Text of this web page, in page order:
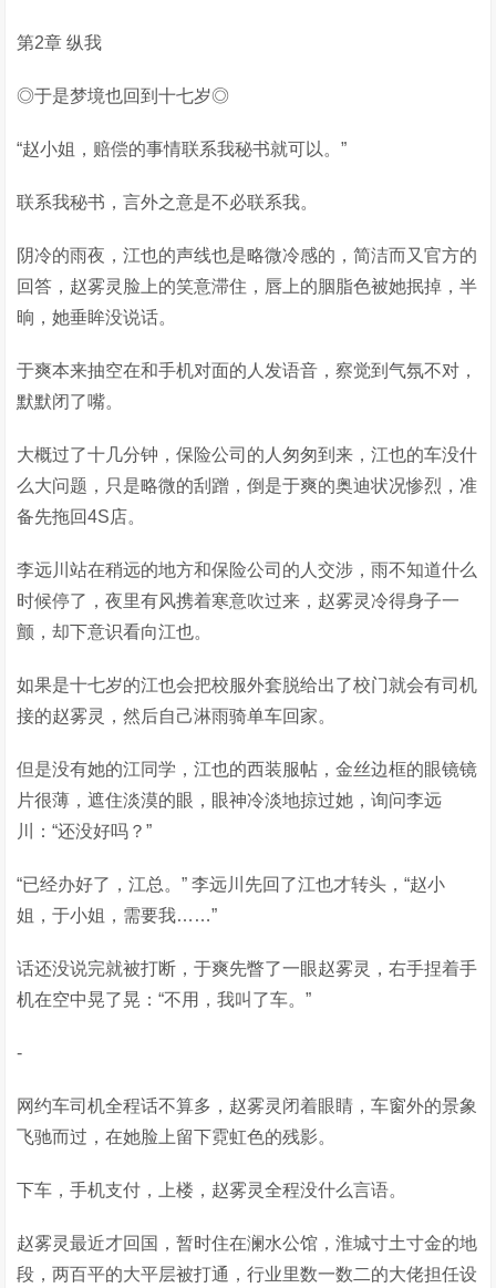
第2章 纵我
◎于是梦境也回到十七岁◎
“赵小姐，赔偿的事情联系我秘书就可以。”
联系我秘书，言外之意是不必联系我。
阴冷的雨夜，江也的声线也是略微冷感的，简洁而又官方的
回答，赵雾灵脸上的笑意滞住，唇上的胭脂色被她抿掉，半
晌，她垂眸没说话。
于爽本来抽空在和手机对面的人发语音，察觉到气氛不对，
默默闭了嘴。
大概过了十几分钟，保险公司的人匆匆到来，江也的车没什
么大问题，只是略微的刮蹭，倒是于爽的奥迪状况惨烈，准
备先拖回4S店。
李远川站在稍远的地方和保险公司的人交涉，雨不知道什么
时候停了，夜里有风携着寒意吹过来，赵雾灵冷得身子一
颤，却下意识看向江也。
如果是十七岁的江也会把校服外套脱给出了校门就会有司机
接的赵雾灵，然后自己淋雨骑单车回家。
但是没有她的江同学，江也的西装服帖，金丝边框的眼镜镜
片很薄，遮住淡漠的眼，眼神冷淡地掠过她，询问李远
川：“还没好吗？”
“已经办好了，江总。” 李远川先回了江也才转头，“赵小
姐，于小姐，需要我……”
话还没说完就被打断，于爽先瞥了一眼赵雾灵，右手捏着手
机在空中晃了晃：“不用，我叫了车。”
-
网约车司机全程话不算多，赵雾灵闭着眼睛，车窗外的景象
飞驰而过，在她脸上留下霓虹色的残影。
下车，手机支付，上楼，赵雾灵全程没什么言语。
赵雾灵最近才回国，暂时住在澜水公馆，淮城寸土寸金的地
段，两百平的大平层被打通，行业里数一数二的大佬担任设